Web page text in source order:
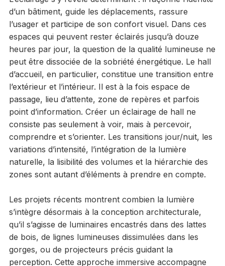
d’un bâtiment, guide les déplacements, rassure
l’usager et participe de son confort visuel. Dans ces
espaces qui peuvent rester éclairés jusqu’à douze
heures par jour, la question de la qualité lumineuse ne
peut être dissociée de la sobriété énergétique. Le hall
d’accueil, en particulier, constitue une transition entre
l’extérieur et l’intérieur. Il est à la fois espace de
passage, lieu d’attente, zone de repères et parfois
point d’information. Créer un éclairage de hall ne
consiste pas seulement à voir, mais à percevoir,
comprendre et s’orienter. Les transitions jour/nuit, les
variations d’intensité, l’intégration de la lumière
naturelle, la lisibilité des volumes et la hiérarchie des
zones sont autant d’éléments à prendre en compte.
Les projets récents montrent combien la lumière
s’intègre désormais à la conception architecturale,
qu’il s’agisse de luminaires encastrés dans des lattes
de bois, de lignes lumineuses dissimulées dans les
gorges, ou de projecteurs précis guidant la
perception. Cette approche immersive accompagne